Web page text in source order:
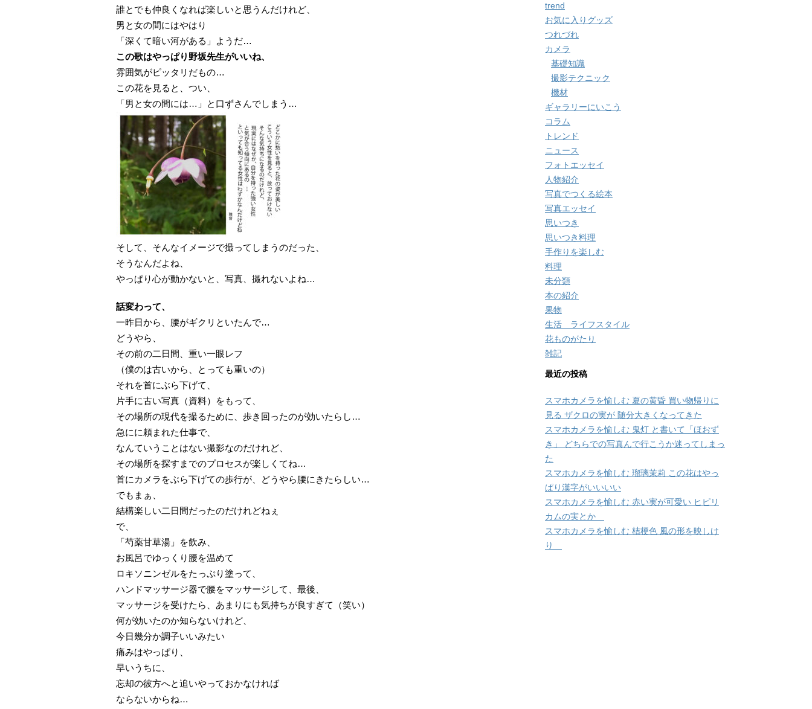
誰とでも仲良くなれば楽しいと思うんだけれど、
男と女の間にはやはり
「深くて暗い河がある」ようだ…
この歌はやっぱり野坂先生がいいね、
雰囲気がピッタリだもの…
この花を見ると、つい、
「男と女の間には…」と口ずさんでしまう…
そして、そんなイメージで撮ってしまうのだった、
そうなんだよね、
やっぱり心が動かないと、写真、撮れないよね…
話変わって、
一昨日から、腰がギクリといたんで…
どうやら、
その前の二日間、重い一眼レフ
（僕のは古いから、とっても重いの）
それを首にぶら下げて、
片手に古い写真（資料）をもって、
その場所の現代を撮るために、歩き回ったのが効いたらし…
急にに頼まれた仕事で、
なんていうことはない撮影なのだけれど、
その場所を探すまでのプロセスが楽しくてね…
首にカメラをぶら下げての歩行が、どうやら腰にきたらしい…
でもまぁ、
結構楽しい二日間だったのだけれどねぇ
で、
「芍薬甘草湯」を飲み、
お風呂でゆっくり腰を温めて
ロキソニンゼルをたっぷり塗って、
ハンドマッサージ器で腰をマッサージして、最後、
マッサージを受けたら、あまりにも気持ちが良すぎて（笑い）
何が効いたのか知らないけれど、
今日幾分か調子いいみたい
痛みはやっぱり、
早いうちに、
忘却の彼方へと追いやっておかなければ
ならないからね…
trend
お気に入りグッズ
つれづれ
カメラ
基礎知識
撮影テクニック
機材
ギャラリーにいこう
コラム
トレンド
ニュース
フォトエッセイ
人物紹介
写真でつくる絵本
写真エッセイ
思いつき
思いつき料理
手作りを楽しむ
料理
未分類
本の紹介
果物
生活 ライフスタイル
花ものがたり
雑記
最近の投稿
スマホカメラを愉しむ 夏の黄昏 買い物帰りに
見る ザクロの実が 随分大きくなってきた
スマホカメラを愉しむ 鬼灯 と書いて「ほおず
き」 どちらでの写真んで行こうか迷ってしまっ
た
スマホカメラを愉しむ 瑠璃茉莉 この花はやっ
ぱり漢字がいいいい
スマホカメラを愉しむ 赤い実が可愛い ヒピリ
カムの実とか
スマホカメラを愉しむ 桔梗色 風の形を映しけ
り